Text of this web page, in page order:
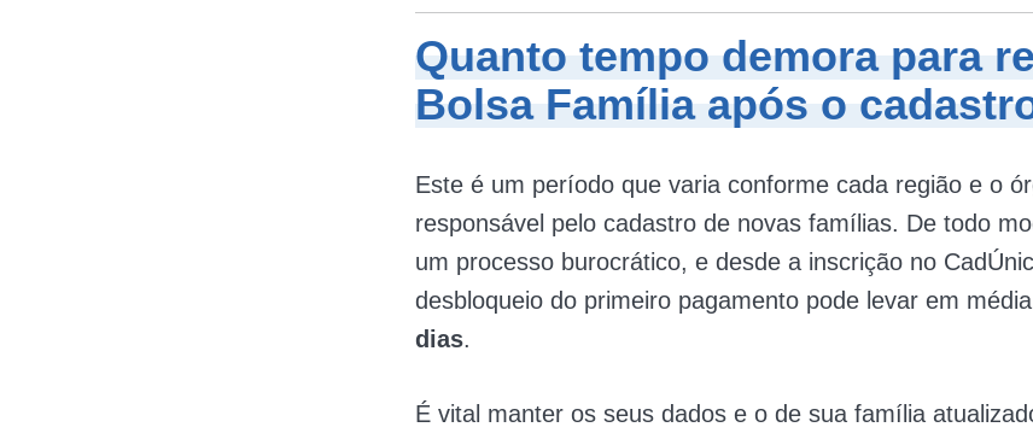
Quanto tempo demora para
Bolsa Família após o
Este é um período que varia conforme cada região e o
responsável pelo cadastro de novas famílias. De todo
um processo burocrático, e desde a inscrição no
desbloqueio do primeiro pagamento pode levar em
dias.
É vital manter os seus dados e o de sua família